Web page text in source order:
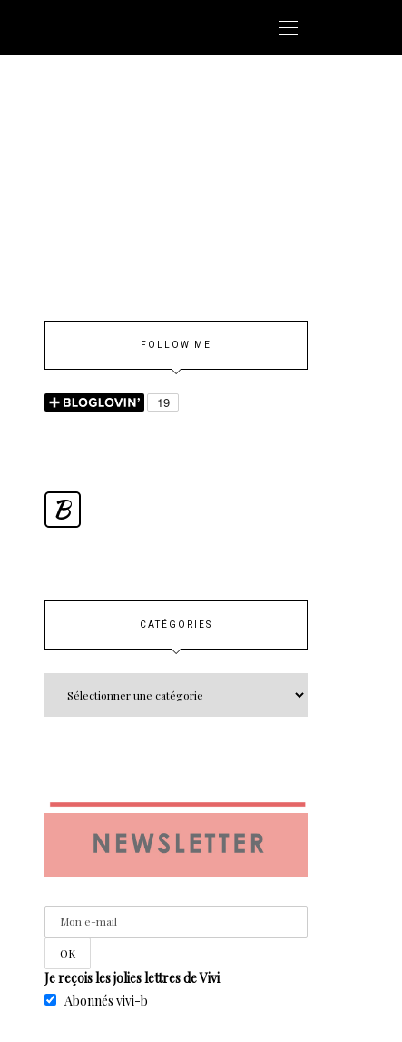
FOLLOW ME
B
CATÉGORIES
Je reçois les jolies lettres de Vivi
Abonnés vivi-b